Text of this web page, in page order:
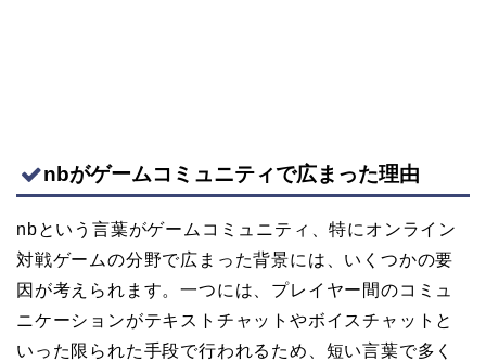
nbがゲームコミュニティで広まった理由
nbという言葉がゲームコミュニティ、特にオンライン
対戦ゲームの分野で広まった背景には、いくつかの要
因が考えられます。一つには、プレイヤー間のコミュ
ニケーションがテキストチャットやボイスチャットと
いった限られた手段で行われるため、短い言葉で多く